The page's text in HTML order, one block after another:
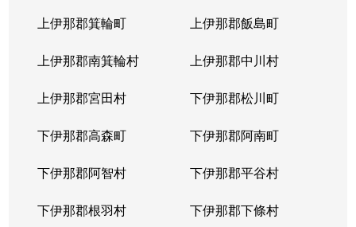
上伊那郡箕輪町 上伊那郡飯島町
上伊那郡南箕輪村 上伊那郡中川村
上伊那郡宮田村 下伊那郡松川町
下伊那郡高森町 下伊那郡阿南町
下伊那郡阿智村 下伊那郡平谷村
下伊那郡根羽村 下伊那郡下條村